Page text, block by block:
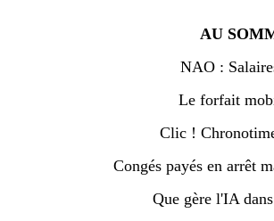
AU
NAO :
Le forfait
Clic !
Congés payés en arrêt
Que gère l'IA